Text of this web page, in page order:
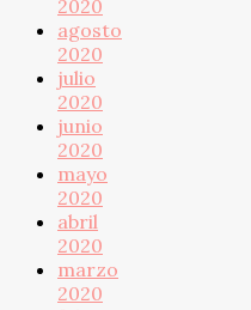
2020
agosto
2020
julio
2020
junio
2020
mayo
2020
abril
2020
marzo
2020